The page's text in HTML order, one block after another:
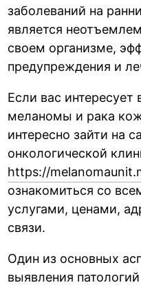
заболеваний на
является
своем организме,
предупреждения и
Если вас интересует
меланомы и рака
интересно зайти на
онкологической
https://
ознакомиться со
услугами, ценами,
связи.
Один из основных
выявления